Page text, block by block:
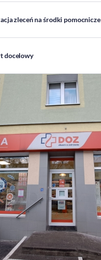
Dla akcjonariuszy
zleceń na środki pomocnicze
docelowy